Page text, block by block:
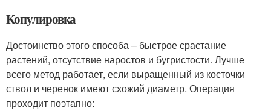
Копулировка
Достоинство этого способа – быстрое срастание
растений, отсутствие наростов и бугристости. Лучше
всего метод работает, если выращенный из косточки
ствол и черенок имеют схожий диаметр. Операция
проходит поэтапно: